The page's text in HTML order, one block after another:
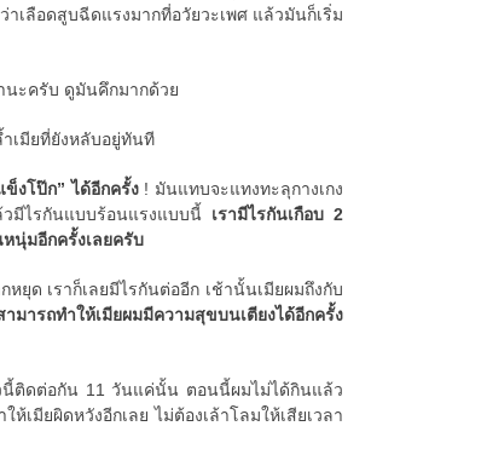
เลือดสูบฉีดแรงมากที่อวัยวะเพศ แล้วมันก็เริ่ม
นะครับ ดูมันคึกมากด้วย
เมียที่ยังหลับอยู่ทันที
ข็งโป๊ก” ได้อีกครั้ง ! มันแทบจะแทงทะลุกางเกง
มีไรกันแบบร้อนแรงแบบนี้ เรามีไรกันเกือบ 2
นุ่มอีกครั้งเลยครับ
หยุด เราก็เลยมีไรกันต่ออีก เช้านั้นเมียผมถึงกับ
มารถทำให้เมียผมมีความสุขบนเตียงได้อีกครั้ง
ติดต่อกัน 11 วันแค่นั้น ตอนนี้ผมไม่ได้กินแล้ว
เมียผิดหวังอีกเลย ไม่ต้องเล้าโลมให้เสียเวลา